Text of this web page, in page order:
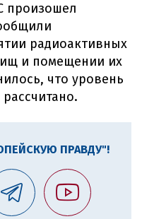
произошел
радиоактивных
и помещении их
что уровень
ПРАВДУ"!